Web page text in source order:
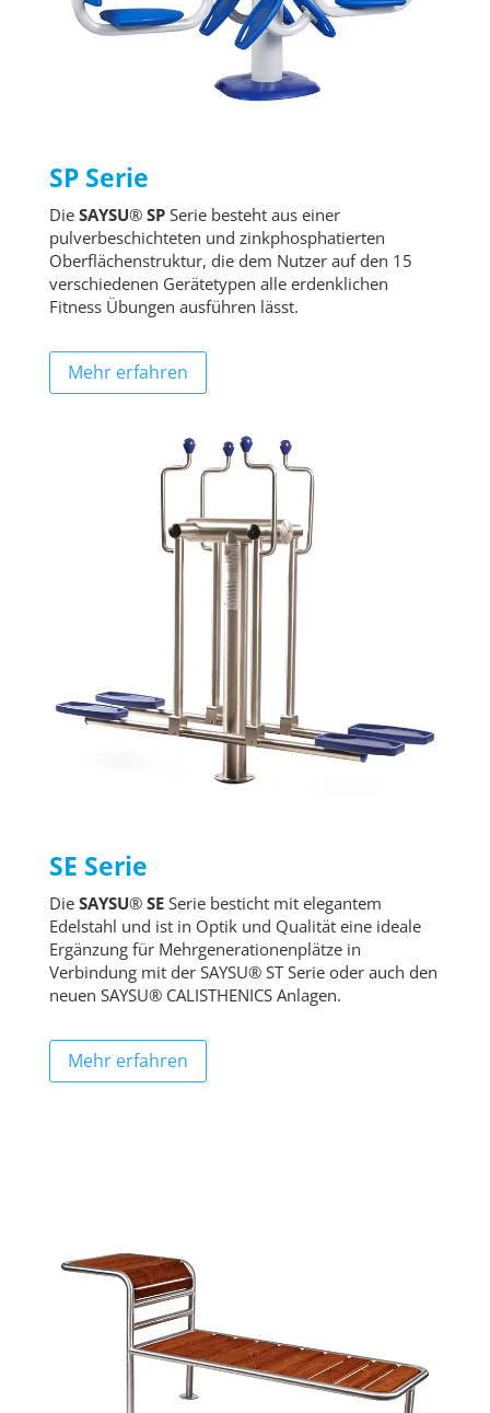
SP Serie
Die SAYSU® SPSerie besteht aus einer
pulverbeschichteten und zinkphosphatierten
Oberflächenstruktur, die dem Nutzer auf den 15
verschiedenen Gerätetypen alle erdenklichen
Fitness Übungen ausführen lässt.
Mehr erfahren
SE Serie
Die SAYSU®SESerie besticht mit elegantem
Edelstahl und ist in Optik und Qualität eine ideale
Ergänzung für Mehrgenerationenplätze in
Verbindung mit der SAYSU® ST Serie oder auch den
neuen SAYSU® CALISTHENICS Anlagen.
Mehr erfahren